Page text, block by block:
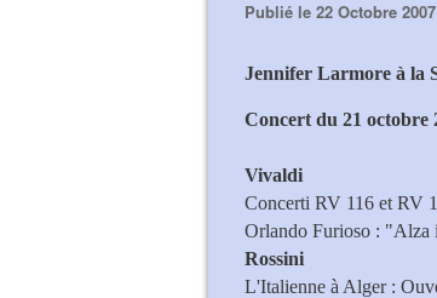
Publié le 22 Octobre 2007
Jennifer Larmore à la
Concert du 21 octobre
Vivaldi
Concerti RV 116 et RV
Orlando Furioso : "Alza
Rossini
L'Italienne à Alger :